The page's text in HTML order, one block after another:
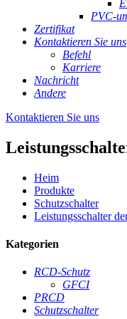
PVC-
Zertifikat
Kontaktieren Sie uns
Befehl
Karriere
Nachricht
Andere
Kontaktieren Sie uns
Heim
Produkte
Schutzschalter
Leistungsschalter
Kategorien
RCD-Schutz
GFCI
PRCD
Schutzschalter